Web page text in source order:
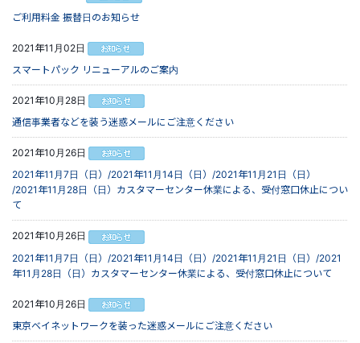
ご利用料金 振替日のお知らせ
2021年11月02日
スマートパック リニューアルのご案内
2021年10月28日
通信事業者などを装う迷惑メールにご注意ください
2021年10月26日
2021年11月7日（日）/2021年11月14日（日）/2021年11月21日（日）
/2021年11月28日（日）カスタマーセンター休業による、受付窓口休止につい
て
2021年10月26日
2021年11月7日（日）/2021年11月14日（日）/2021年11月21日（日）/2021
年11月28日（日）カスタマーセンター休業による、受付窓口休止について
2021年10月26日
東京ベイネットワークを装った迷惑メールにご注意ください